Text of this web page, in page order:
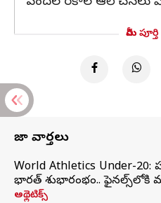
మీరు
తాజా వార్తలు
World Athletics Under-20:
భారత్‌ శుభారంభం.. ఫైనల్స్‌లోకి
అథ్లెటిక్స్